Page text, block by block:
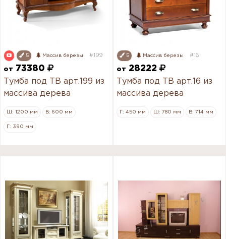
5 Массив березы #199
от
73380
Тумба под ТВ арт.199 из
массива дерева
Ш: 1200 мм В: 600 мм
Г: 390 мм
5 Массив березы #16
от
28222
Тумба под ТВ арт.16 из
массива дерева
Г: 450 мм Ш: 780 мм В: 714 мм